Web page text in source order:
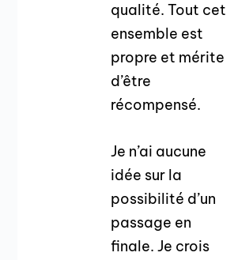
qualité. Tout cet
ensemble est
propre et mérite
d’être
récompensé.
Je n’ai aucune
idée sur la
possibilité d’un
passage en
finale. Je crois